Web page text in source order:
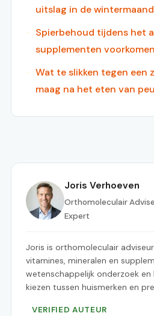
uitslag in de
Spierbehoud tijdens het
supplementen
Wat te slikken tegen een
maag na het eten van
Joris Verhoeven
Orthomoleculair
Expert
Joris is orthomoleculair
vitamines, mineralen en
wetenschappelijk onderzoek
kiezen tussen huismerken en
VERIFIED AUTEUR